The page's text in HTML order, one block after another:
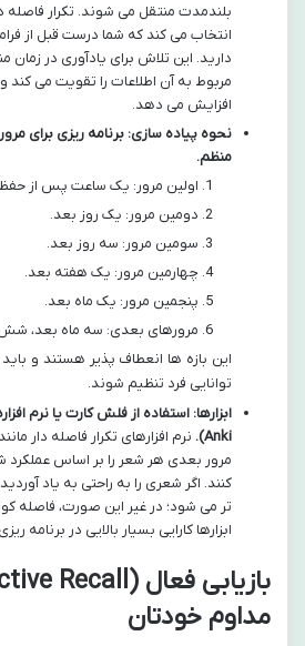
بلندمدت منتقل می شوند. تکرار فاصله
انتخاب می کند که شما درست قبل از
دارید. این تلاش برای یادآوری در
مربوط به آن اطلاعات را تقویت می کند
افزایش می دهد.
نحوه پیاده سازی: برنامه ریزی برای
منظم.
اولین مرور: یک ساعت پس از حفظ
دومین مرور: یک روز بعد.
سومین مرور: سه روز بعد.
چهارمین مرور: یک هفته بعد.
پنجمین مرور: یک ماه بعد.
مرورهای بعدی: سه ماه بعد،
این بازه ها انعطاف پذیر هستند و
توانایی فرد تنظیم شوند.
ابزارها: استفاده از فلش کارت یا نرم
Anki).
مرور بعدی هر شعر را بر اساس عملکرد
کنند. اگر شعری را به راحتی به یاد
تر می شود؛ در غیر این صورت، فاصله
ابزارها کارایی بسیار بالایی در برنامه
مداوم خودتان